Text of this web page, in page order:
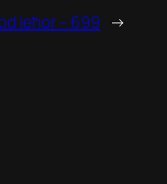
Ieħor – 699 →